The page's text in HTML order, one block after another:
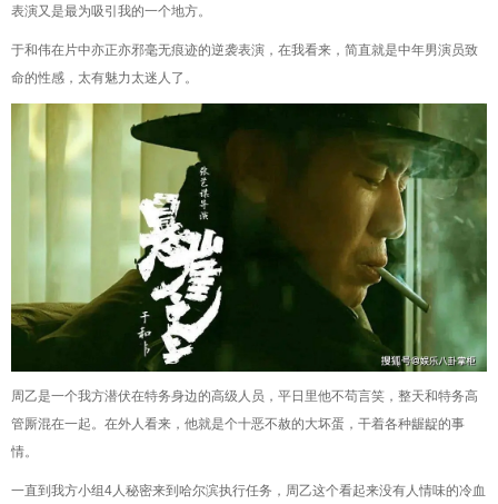
表演又是最为吸引我的一个地方。
于和伟在片中亦正亦邪毫无痕迹的逆袭表演，在我看来，简直就是中年男演员致
命的性感，太有魅力太迷人了。
周乙是一个我方潜伏在特务身边的高级人员，平日里他不苟言笑，整天和特务高
管厮混在一起。在外人看来，他就是个十恶不赦的大坏蛋，干着各种龌龊的事
情。
一直到我方小组4人秘密来到哈尔滨执行任务，周乙这个看起来没有人情味的冷血